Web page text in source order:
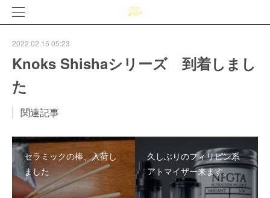
2022.02.15 05:23
Knoks Shishaシリーズ 到着しまし
た
関連記事
セラミックの棒、入荷し
ました
久しぶりのフィリピン系
アトマイザー来ます。